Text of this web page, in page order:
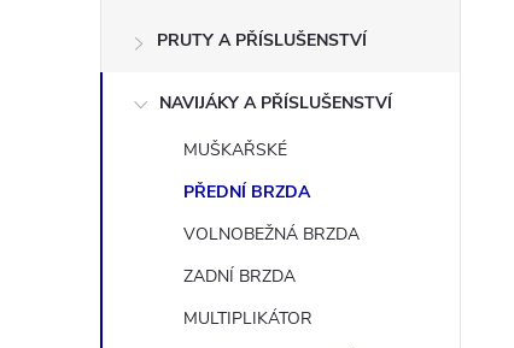
t
PRUTY A PŘÍSLUŠENSTVÍ
NAVIJÁKY A PŘÍSLUŠENSTVÍ
MUŠKAŘSKÉ
PŘEDNÍ BRZDA
VOLNOBEŽNÁ BRZDA
ZADNÍ BRZDA
MULTIPLIKÁTOR